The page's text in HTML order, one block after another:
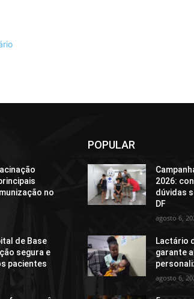
no
de Base
segura e
pacientes
POPULAR
2026:
dúvidas
DF
agosto 6,
Lactário
garante
agosto 6,